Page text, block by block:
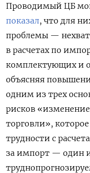
Проводимый ЦБ
показал, что для
проблемы —
в расчетах по
комплектующих и
объясняя
одним из трех
рисков
торговли»,
трудности с
за импорт — один